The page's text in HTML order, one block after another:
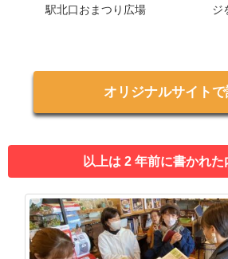
駅北口おまつり広場
ジ
オリジナルサイトで
以上は 2 年前に書かれた